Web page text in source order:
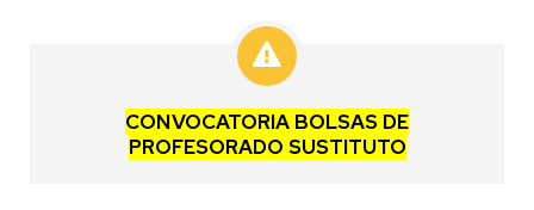
CONVOCATORIA BOLSAS DE
PROFESORADO SUSTITUTO